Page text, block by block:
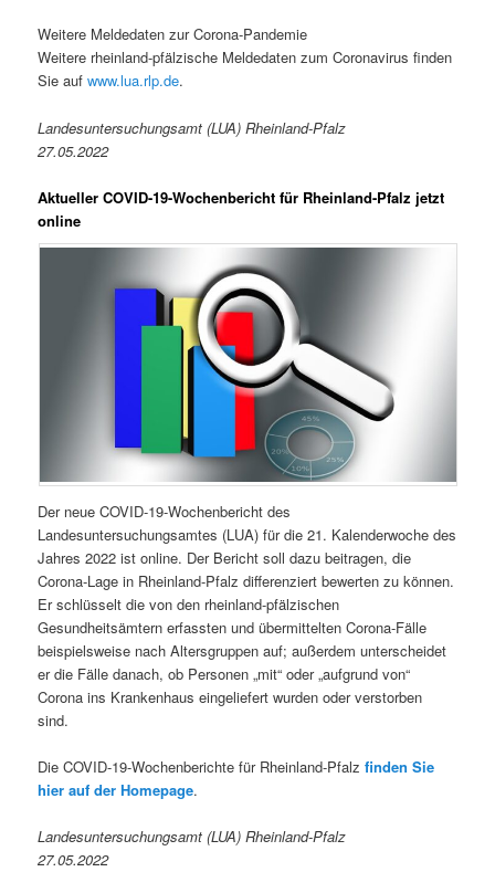
Weitere Meldedaten zur Corona-Pandemie
Weitere rheinland-pfälzische Meldedaten zum Coronavirus finden
Sie aufwww.lua.rlp.de.
Landesuntersuchungsamt (LUA) Rheinland-Pfalz
27.05.2022
Aktueller COVID-19-Wochenbericht für Rheinland-Pfalz jetzt
online
Der neue COVID-19-Wochenbericht des
Landesuntersuchungsamtes (LUA) für die 21. Kalenderwoche des
Jahres 2022 ist online. Der Bericht soll dazu beitragen, die
Corona-Lage in Rheinland-Pfalz differenziert bewerten zu können.
Er schlüsselt die von den rheinland-pfälzischen
Gesundheitsämtern erfassten und übermittelten Corona-Fälle
beispielsweise nach Altersgruppen auf; außerdem unterscheidet
er die Fälle danach, ob Personen „mit“ oder „aufgrund von“
Corona ins Krankenhaus eingeliefert wurden oder verstorben
sind.
Die COVID-19-Wochenberichte für Rheinland-Pfalzfinden Sie
hier auf der Homepage.
Landesuntersuchungsamt (LUA) Rheinland-Pfalz
27.05.2022